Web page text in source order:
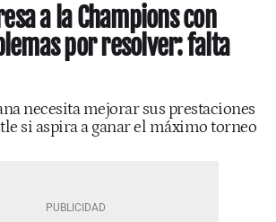
a la Champions con
por resolver: falta
necesita mejorar sus prestaciones
si aspira a ganar el máximo torneo